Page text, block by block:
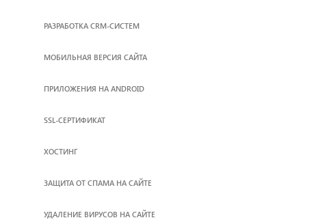
РАЗРАБОТКА CRM-СИСТЕМ
МОБИЛЬНАЯ ВЕРСИЯ САЙТА
ПРИЛОЖЕНИЯ НА ANDROID
SSL-СЕРТИФИКАТ
ХОСТИНГ
ЗАЩИТА ОТ СПАМА НА САЙТЕ
УДАЛЕНИЕ ВИРУСОВ НА САЙТЕ